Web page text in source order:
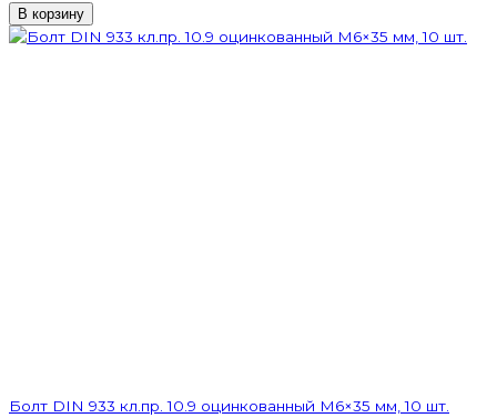
В корзину
Болт DIN 933 кл.пр. 10.9 оцинкованный М6×35 мм, 10 шт.